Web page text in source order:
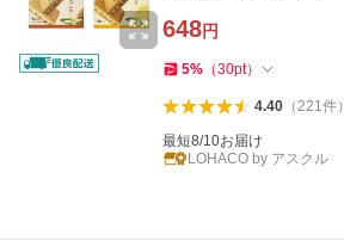
648円
5% （30pt）
4.40（221件）
最短8/10お届け
LOHACO by アスクル